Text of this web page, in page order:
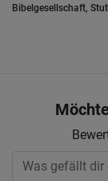
Bibelgesellschaft,